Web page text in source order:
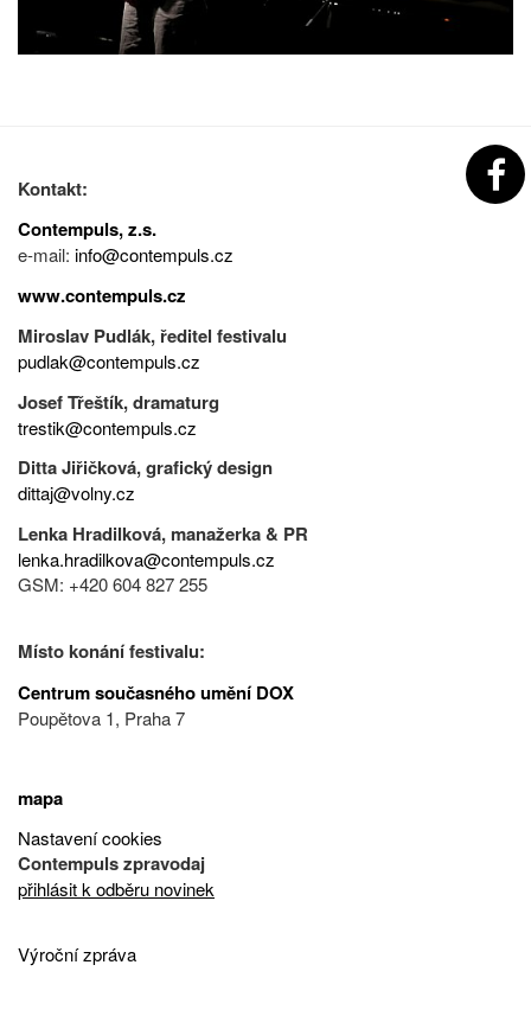
Kontakt:
Contempuls, z.s.
e-mail: info@contempuls.cz
www.contempuls.cz
Miroslav Pudlák, ředitel festivalu
pudlak@contempuls.cz
Josef Třeštík, dramaturg
trestik@contempuls.cz
Ditta Jiřičková, grafický design
dittaj@volny.cz
Lenka Hradilková, manažerka & PR
lenka.hradilkova@contempuls.cz
GSM: +420 604 827 255
Místo konání festivalu:
Centrum současného umění DOX
Poupětova 1, Praha 7
mapa
Nastavení cookies
Contempuls zpravodaj
přihlásit k odběru novinek
Výroční zpráva